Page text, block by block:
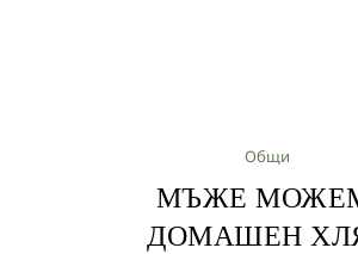
Общи
МЪЖЕ
ДОМАШЕН